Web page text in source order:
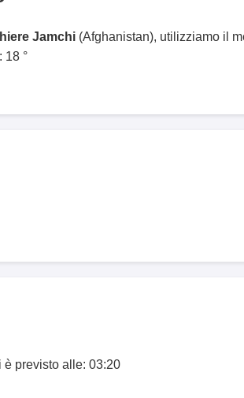
Jamchi (Afghanistan), utilizziamo il
18 °
previsto alle: 03:20